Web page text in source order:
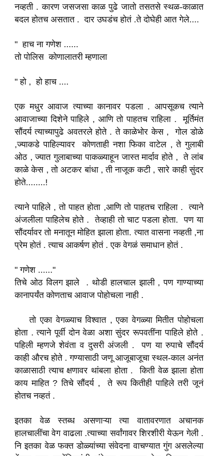
नव्हती . कारण जसजसा काळ पुढे जातो तसतसे स्थळ-काळात
बदल होतच असतात . दार उघडंच होतं .ते दोघेही आत गेले....
" हाच ना गणेश ......
तो पोलिस कोणालातरी म्हणाला
" हो , हो हाच ....
एक मधुर आवाज त्याच्या कानावर पडला . आपसूकच त्याने
आवाजाच्या दिशेने पाहिले , आणि तो पाहतच राहिला . मूर्तिमंत
सौंदर्य त्याच्यापुढे अवतरले होते . ते काळेभोर केस , गोल डोळे
,ज्याकडे पाहिल्यावर कोणताही नशा फिका वाटेल , ते गुलाबी
ओठ , ज्यात गुलाबाच्या पाकळ्याहून जास्त मार्दाव होते , ते लांब
काळे केस , तो अटकर बांधा , ती नाजूक कटी , सारे काही सुंदर
होते........!
त्याने पाहिले , तो पाहत होता ,आणि तो पाहतच राहिला . त्याने
अंजलीला पाहिलेच होते . तेव्हाही तो चाट पडला होता. पण या
सौंदर्यावर तो मनातून मोहित झाला होता. त्यात वासना नव्हती ,ना
प्रेम होतं . त्याच आकर्षण होतं . एक वेगळं समाधान होतं .
" गणेश ......"
तिचे ओठ विलग झाले . थोडी हालचाल झाली , पण गाण्याच्या
कानापर्यंत कोणताच आवाज पोहोचला नाही .
तो एका वेगळ्याच विश्वात , एका वेगळ्या मितीत पोहोचला
होता . त्याने पूर्वी दोन वेळा अशा सुंदर रूपवतींना पाहिले होते .
पहिली म्हणजे शेवंता व दुसरी अंजली . पण या रुपाचे सौंदर्य
काही औरच होते . गण्यासाठी जणू आजूबाजूचा स्थल-काल अनंत
काळासाठी त्याच क्षणावर थांबला होता . किती वेळ झाला होता
काय माहित ? तिचे सौंदर्य , ते रूप कितीही पाहिले तरी जूनं
होतच नव्हतं .
इतका वेळ स्तब्ध असणाऱ्या त्या वातावरणात अचानक
हालचालींचा वेग वाढला .त्याच्या सर्वांगावर शिरशीरी येऊन गेली .
नि इतका वेळ फक्त डोळ्यांच्या संवेदना वाचण्यात गुंग असलेल्या